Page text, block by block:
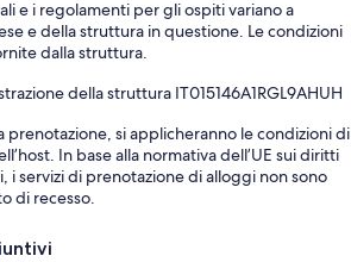
e i regolamenti per gli ospiti variano a
e della struttura in questione. Le condizioni
dalla struttura.
della struttura IT015146A1RGL9AHUH
prenotazione, si applicheranno le condizioni di
In base alla normativa dell’UE sui diritti
i servizi di prenotazione di alloggi non sono
di recesso.